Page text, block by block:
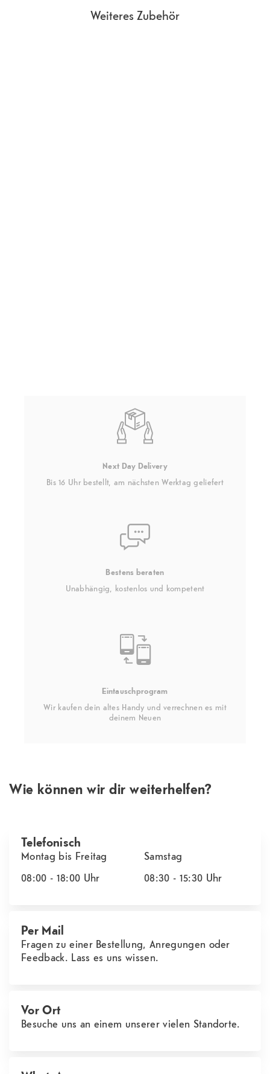
Weiteres Zubehör
Next Day Delivery
Bis 16 Uhr bestellt, am nächsten Werktag geliefert
Bestens beraten
Unabhängig, kostenlos und kompetent
Eintauschprogram
Wir kaufen dein altes Handy und verrechnen es mit
deinem Neuen
Wie können wir dir weiterhelfen?
Telefonisch
Montag bis Freitag
08:00 - 18:00 Uhr
Samstag
08:30 - 15:30 Uhr
Per Mail
Fragen zu einer Bestellung, Anregungen oder
Feedback. Lass es uns wissen.
Vor Ort
Besuche uns an einem unserer vielen Standorte.